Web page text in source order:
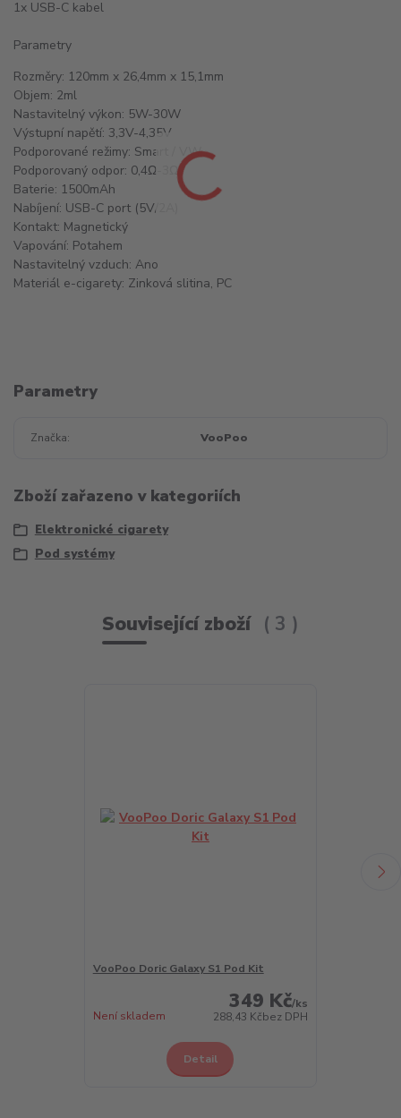
1x USB-C kabel
Parametry
Rozměry: 120mm x 26,4mm x 15,1mm
Objem: 2ml
Nastavitelný výkon: 5W-30W
Výstupní napětí: 3,3V-4,35V
Podporované režimy: Smart / VW
Podporovaný odpor: 0,4Ω-3Ω
Baterie: 1500mAh
Nabíjení: USB-C port (5V/2A)
Kontakt: Magnetický
Vapování: Potahem
Nastavitelný vzduch: Ano
Materiál e-cigarety: Zinková slitina, PC
Parametry
Značka VooPoo
Zboží zařazeno v kategoriích
Elektronické cigarety
Pod systémy
Související zboží 3
VooPoo Doric Galaxy S1 Pod Kit
349 Kč/ks
288,43 Kčbez DPH
Není skladem
Detail